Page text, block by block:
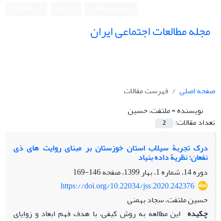
مجله مطالعات اجتماعی ایران
صفحه اصلی
فهرست مقالات
نویسنده =ملتفت، حسین
تعداد مقالات:
2
درک تجربة سیلاب استان خوزستان بر مبنای روایت های ذی
نفعان: نظریة داده بنیاد
دوره 14، شماره 1، بهار 1399، صفحه
146-169
https://doi.org/10.22034/jss.2020.242376
حسین ملتفت، سجاد بهمنی
چکیده این مطالعه به روش کیفی، با هدف فهم ابعاد و زوایای